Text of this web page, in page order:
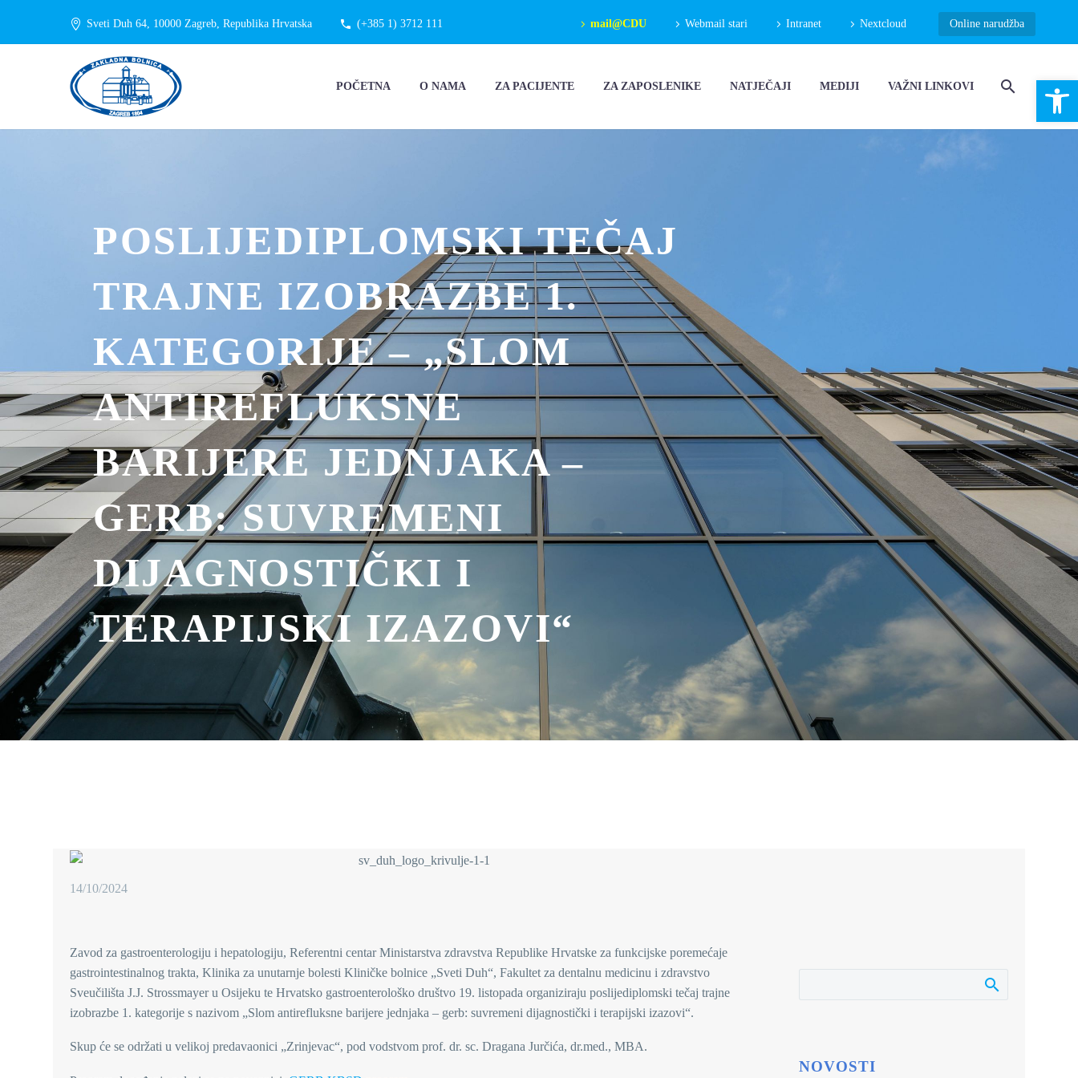
Sveti Duh 64, 10000 Zagreb, Republika Hrvatska (+385 1) 3712 111 mail@CDU Webmail stari Intranet Nextcloud Online narudžba
POČETNA O NAMA ZA PACIJENTE ZA ZAPOSLENIKE NATJEČAJI MEDIJI VAŽNI LINKOVI
POSLIJEDIPLOMSKI TEČAJ
TRAJNE IZOBRAZBE 1.
KATEGORIJE – „SLOM
ANTIREFLUKSNE
BARIJERE JEDNJAKA –
GERB: SUVREMENI
DIJAGNOSTIČKI I
TERAPIJSKI IZAZOVI“
14/10/2024
Zavod za gastroenterologiju i hepatologiju, Referentni centar Ministarstva zdravstva Republike Hrvatske za funkcijske poremećaje
gastrointestinalnog trakta, Klinika za unutarnje bolesti Kliničke bolnice „Sveti Duh“, Fakultet za dentalnu medicinu i zdravstvo
Sveučilišta J.J. Strossmayer u Osijeku te Hrvatsko gastroenterološko društvo 19. listopada organiziraju poslijediplomski tečaj trajne
izobrazbe 1. kategorije s nazivom „Slom antirefluksne barijere jednjaka – gerb: suvremeni dijagnostički i terapijski izazovi“.
Skup će se održati u velikoj predavaonici „Zrinjevac“, pod vodstvom prof. dr. sc. Dragana Jurčića, dr.med., MBA.
NOVOSTI